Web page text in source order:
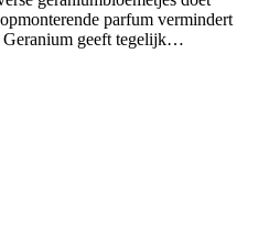
parfum vermindert
Geranium geeft tegelijk…